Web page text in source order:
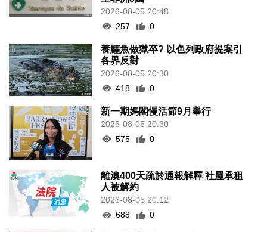
2026-08-05 20:48
257
0
養鱷魚做獄卒? 以色列政府提案引
各界反對
2026-08-05 20:30
418
0
新一期媽閣慢活節9月舉行
2026-08-05 20:30
575
0
離澳400天疏於通報解釋 社屋承租
人被解約
2026-08-05 20:12
688
0